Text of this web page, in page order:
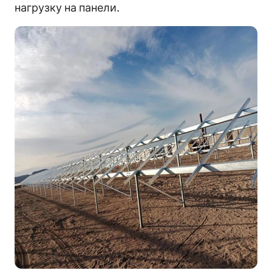
нагрузку на панели.